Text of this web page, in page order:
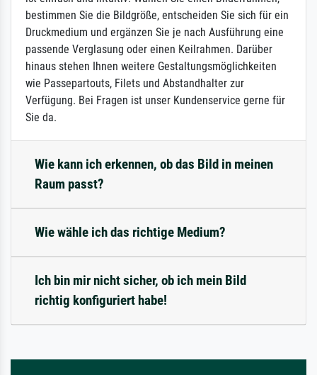
bestimmen Sie die Bildgröße, entscheiden Sie sich für ein
Druckmedium und ergänzen Sie je nach Ausführung eine
passende Verglasung oder einen Keilrahmen. Darüber
hinaus stehen Ihnen weitere Gestaltungsmöglichkeiten
wie Passepartouts, Filets und Abstandhalter zur
Verfügung. Bei Fragen ist unser Kundenservice gerne für
Sie da.
Wie kann ich erkennen, ob das Bild in meinen
Raum passt?
Wie wähle ich das richtige Medium?
Ich bin mir nicht sicher, ob ich mein Bild
richtig konfiguriert habe!